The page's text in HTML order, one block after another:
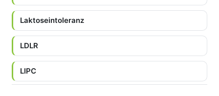
Laktoseintoleranz
LDLR
LIPC